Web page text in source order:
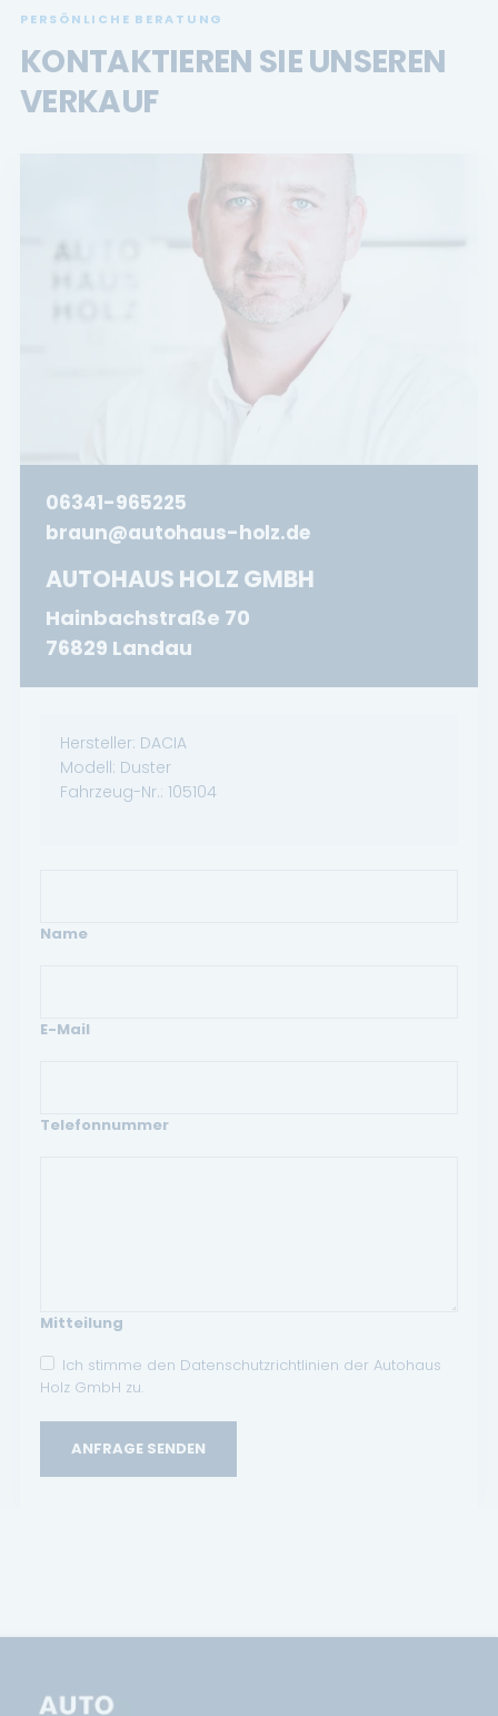
PERSÖNLICHE BERATUNG
KONTAKTIEREN SIE UNSEREN
VERKAUF
06341-965225
braun@autohaus-holz.de
AUTOHAUS HOLZ GMBH
Hainbachstraße 70
76829 Landau
Hersteller: DACIA
Modell: Duster
Fahrzeug-Nr.: 105104
Name
E-Mail
Telefonnummer
Mitteilung
Ich stimme den Datenschutzrichtlinien der Autohaus
Holz GmbH zu.
ANFRAGE SENDEN